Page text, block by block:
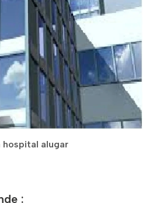
hospital alugar
: